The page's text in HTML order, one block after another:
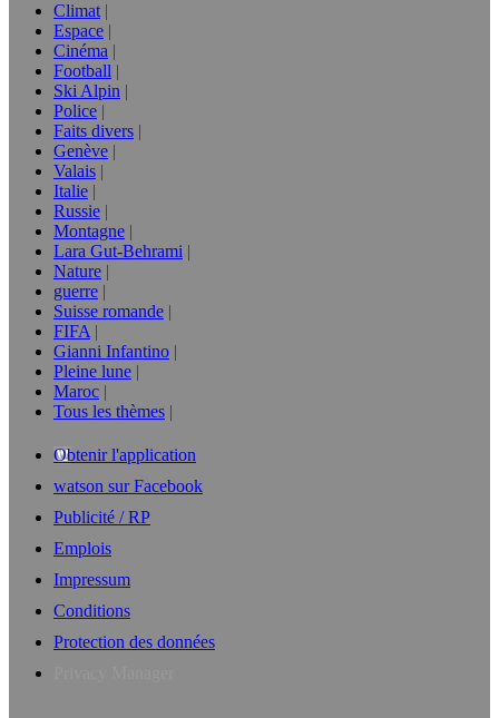
Climat
Espace
Cinéma
Football
Ski Alpin
Police
Faits divers
Genève
Valais
Italie
Russie
Montagne
Lara Gut-Behrami
Nature
guerre
Suisse romande
FIFA
Gianni Infantino
Pleine lune
Maroc
Tous les thèmes
Obtenir l'application
watson sur Facebook
Publicité / RP
Emplois
Impressum
Conditions
Protection des données